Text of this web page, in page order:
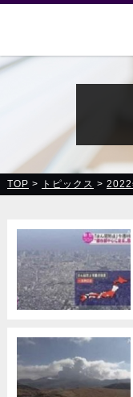
クラブ藍(あい)、クラ
お越しをお待ちしてお
TOP > トピックス > 2022
READ MORE
READ MORE